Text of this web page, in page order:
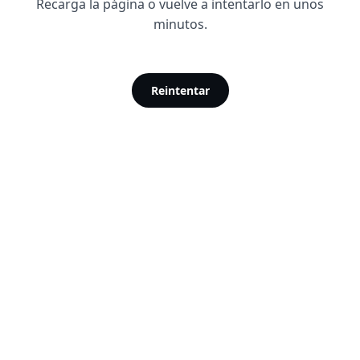
Recarga la página o vuelve a intentarlo en unos
minutos.
Reintentar